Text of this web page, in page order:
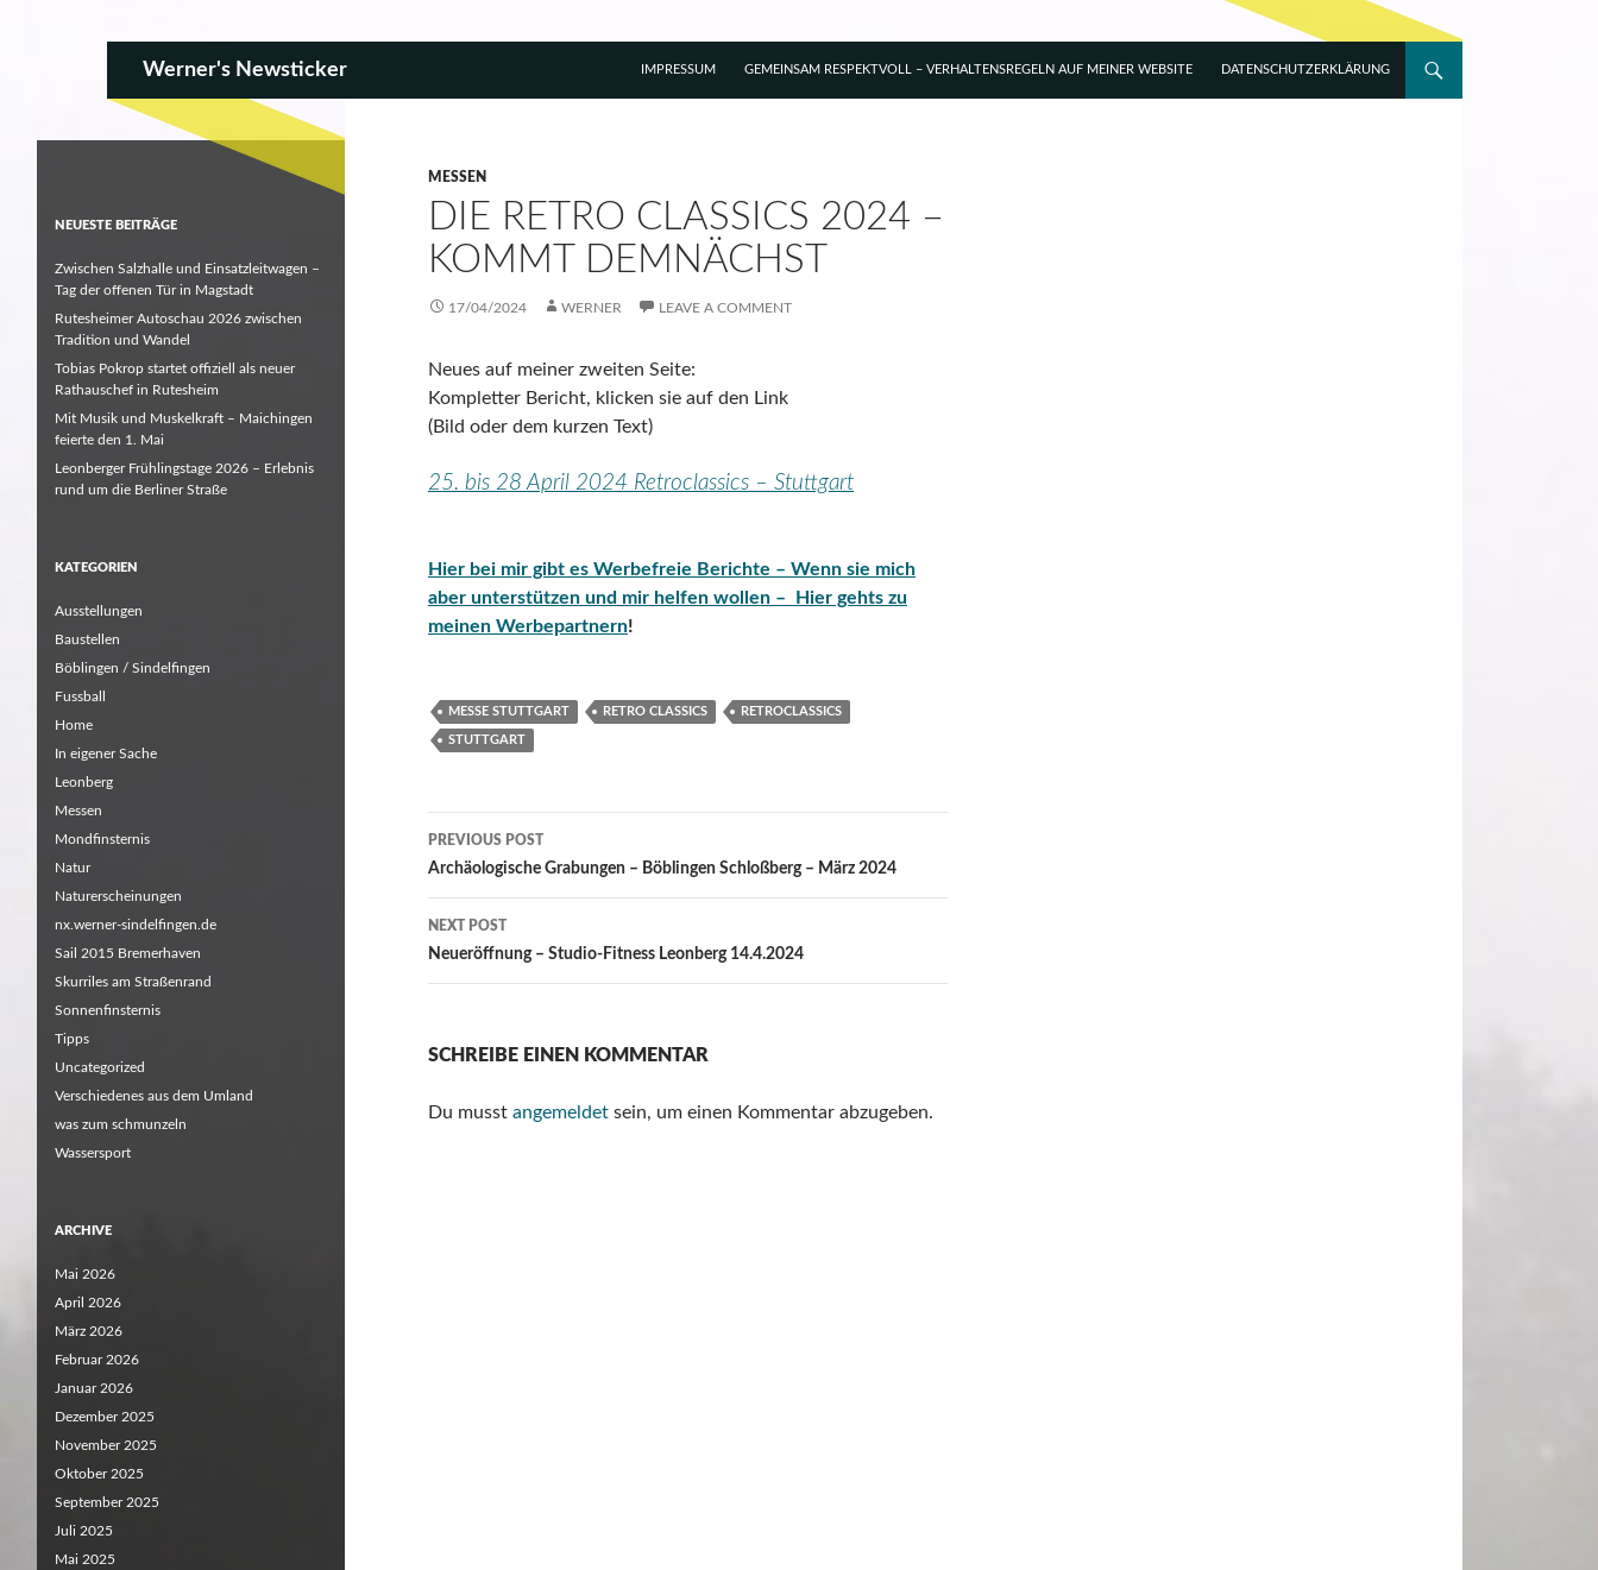
Werner's Newsticker
DATENSCHUTZERKLÄRUNG
GEMEINSAM RESPEKTVOLL – VERHALTENSREGELN AUF MEINER WEBSITE
IMPRESSUM
MESSEN
DIE RETRO CLASSICS 2024 –
KOMMT DEMNÄCHST
17/04/2024 WERNER LEAVE A COMMENT
Neues auf meiner zweiten Seite:
Kompletter Bericht, klicken sie auf den Link
(Bild oder dem kurzen Text)
25. bis 28 April 2024 Retroclassics – Stuttgart
Hier bei mir gibt es Werbefreie Berichte – Wenn sie mich
aber unterstützen und mir helfen wollen – Hier gehts zu
meinen Werbepartnern!
MESSE STUTTGART RETRO CLASSICS RETROCLASSICS
STUTTGART
Post
navigation
PREVIOUS POST
Archäologische Grabungen – Böblingen Schloßberg – März 2024
NEXT POST
Neueröffnung – Studio-Fitness Leonberg 14.4.2024
SCHREIBE EINEN KOMMENTAR
Du musst angemeldet sein, um einen Kommentar abzugeben.
NEUESTE BEITRÄGE
Zwischen Salzhalle und Einsatzleitwagen –
Tag der offenen Tür in Magstadt
Rutesheimer Autoschau 2026 zwischen
Tradition und Wandel
Tobias Pokrop startet offiziell als neuer
Rathauschef in Rutesheim
Mit Musik und Muskelkraft – Maichingen
feierte den 1. Mai
Leonberger Frühlingstage 2026 – Erlebnis
rund um die Berliner Straße
KATEGORIEN
Ausstellungen
Baustellen
Böblingen / Sindelfingen
Fussball
Home
In eigener Sache
Leonberg
Messen
Mondfinsternis
Natur
Naturerscheinungen
nx.werner-sindelfingen.de
Sail 2015 Bremerhaven
Skurriles am Straßenrand
Sonnenfinsternis
Tipps
Uncategorized
Verschiedenes aus dem Umland
was zum schmunzeln
Wassersport
ARCHIVE
Mai 2026
April 2026
März 2026
Februar 2026
Januar 2026
Dezember 2025
November 2025
Oktober 2025
September 2025
Juli 2025
Mai 2025